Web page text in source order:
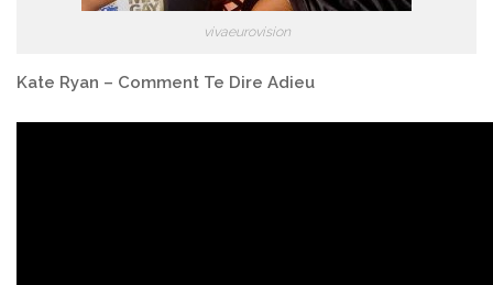
vivaeurovision
Kate Ryan – Comment Te Dire Adieu